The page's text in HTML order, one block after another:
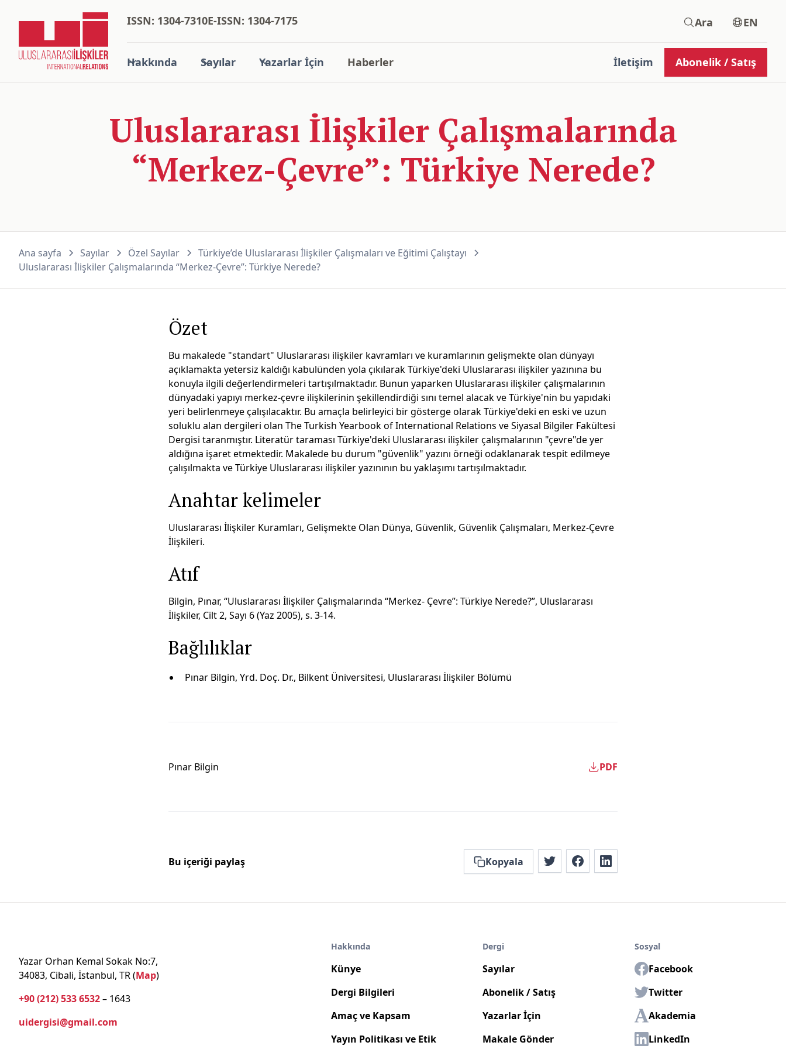
Hakkında Sayılar Yazarlar İçin Haberler İletişim Abonelik / Satış
ISSN: 1304-7310E-ISSN: 1304-7175 Ara EN
Uluslararası İlişkiler Çalışmalarında
“Merkez-Çevre”: Türkiye Nerede?
Ana sayfa Sayılar Özel Sayılar
Türkiye’de Uluslararası İlişkiler Çalışmaları ve Eğitimi Çalıştayı
Uluslararası İlişkiler Çalışmalarında “Merkez-Çevre”: Türkiye Nerede?
Özet
Bu makalede "standart" Uluslararası ilişkiler kavramları ve kuramlarının gelişmekte olan dünyayı
açıklamakta yetersiz kaldığı kabulünden yola çıkılarak Türkiye'deki Uluslararası ilişkiler yazınına bu
konuyla ilgili değerlendirmeleri tartışılmaktadır. Bunun yaparken Uluslararası ilişkiler çalışmalarının
dünyadaki yapıyı merkez-çevre ilişkilerinin şekillendirdiği sını temel alacak ve Türkiye'nin bu yapıdaki
yeri belirlenmeye çalışılacaktır. Bu amaçla belirleyici bir gösterge olarak Türkiye'deki en eski ve uzun
soluklu alan dergileri olan The Turkish Yearbook of International Relations ve Siyasal Bilgiler Fakültesi
Dergisi taranmıştır. Literatür taraması Türkiye'deki Uluslararası ilişkiler çalışmalarının "çevre"de yer
aldığına işaret etmektedir. Makalede bu durum "güvenlik" yazını örneği odaklanarak tespit edilmeye
çalışılmakta ve Türkiye Uluslararası ilişkiler yazınının bu yaklaşımı tartışılmaktadır.
Anahtar kelimeler
Uluslararası İlişkiler Kuramları, Gelişmekte Olan Dünya, Güvenlik, Güvenlik Çalışmaları, Merkez-Çevre
İlişkileri.
Atıf
Bilgin, Pınar, “Uluslararası İlişkiler Çalışmalarında “Merkez- Çevre”: Türkiye Nerede?”, Uluslararası
İlişkiler, Cilt 2, Sayı 6 (Yaz 2005), s. 3-14.
Bağlılıklar
Pınar Bilgin, Yrd. Doç. Dr., Bilkent Üniversitesi, Uluslararası İlişkiler Bölümü
Pınar Bi̇lgi̇n PDF
Bu içeriği paylaş Kopyala
Yazar Orhan Kemal Sokak No:7,
34083, Cibali, İstanbul, TR (Map)
+90 (212) 533 6532– 1643
uidergisi@gmail.com
Hakkında
Künye
Dergi Bilgileri
Amaç ve Kapsam
Yayın Politikası ve Etik
Dergi
Sayılar
Abonelik / Satış
Yazarlar İçin
Makale Gönder
Sosyal
Facebook
Twitter
Akademia
LinkedIn